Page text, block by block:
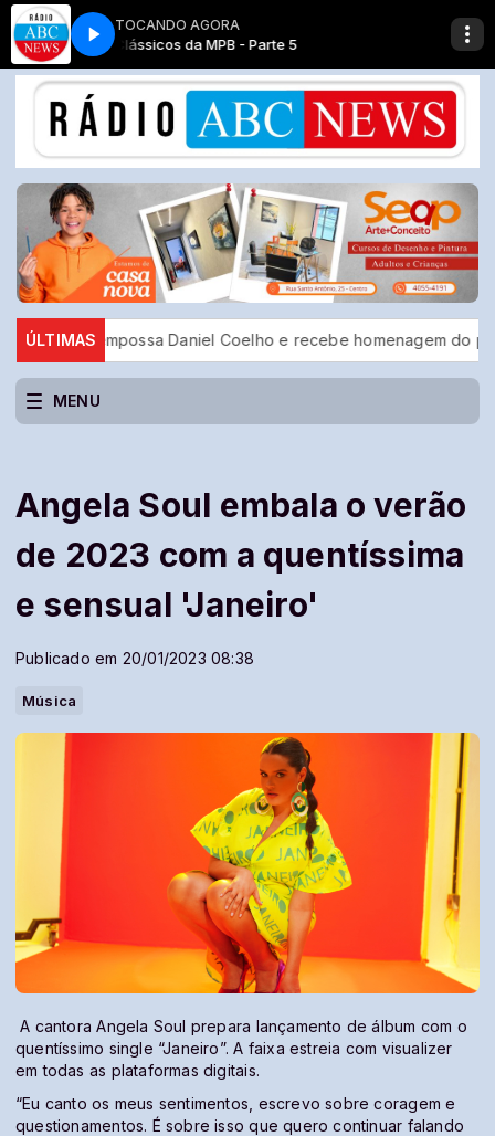
TOCANDO AGORA
Clássicos da MPB - Parte 5
ÚLTIMAS
empossa Daniel Coelho e recebe homenagem do prefeito
MENU
Angela Soul embala o verão
de 2023 com a quentíssima
e sensual 'Janeiro'
Publicado em 20/01/2023 08:38
Música
A cantora Angela Soul prepara lançamento de álbum com o
quentíssimo single “Janeiro”. A faixa estreia com visualizer
em todas as plataformas digitais.
“Eu canto os meus sentimentos, escrevo sobre coragem e
questionamentos. É sobre isso que quero continuar falando